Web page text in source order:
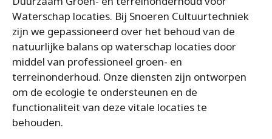
Waterschap locaties. Bij Snoeren Cultuurtechniek
zijn we gepassioneerd over het behoud van de
natuurlijke balans op waterschap locaties door
middel van professioneel groen- en
terreinonderhoud. Onze diensten zijn ontworpen
om de ecologie te ondersteunen en de
functionaliteit van deze vitale locaties te
behouden.